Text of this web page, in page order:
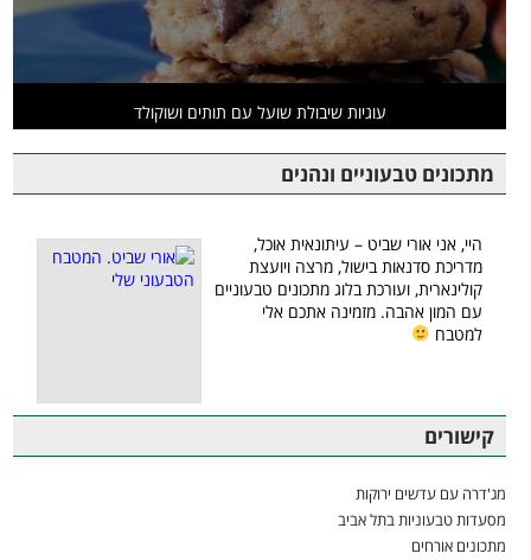
עוגיות שיבולת שועל עם תותים ושוקולד
מתכונים טבעוניים ונהנים
היי, אני אורי שביט – עיתונאית אוכל,
מדריכת סדנאות בישול, מרצה ויועצת
קולינארית, ועורכת בלוג מתכונים טבעוניים
עם המון אהבה. מזמינה אתכם אלי
למטבח
קישורים
מג'דרה עם עדשים ירוקות
מסעדות טבעוניות בתל אביב
מתכונים אורחים